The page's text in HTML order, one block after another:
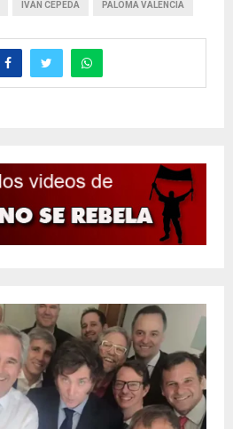
IVÁN CEPEDA PALOMA VALENCIA